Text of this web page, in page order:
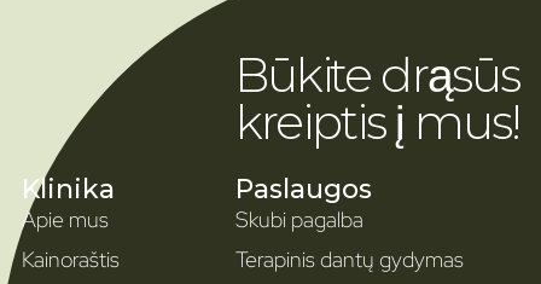
Būkite drąsūs
kreiptis į mus!
Klinika
Apie mus
Kainoraštis
Paslaugos
Skubi pagalba
Terapinis dantų gydymas